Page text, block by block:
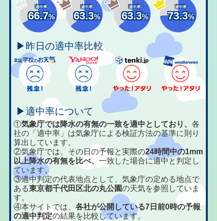
適中率
66.7%
適中率
63.3%
適中率
63.3%
適中率
73.3%
▶昨日の適中率比較
▶適中率について
①気象庁では降水の有無の一致を適中としており、各
社の「適中率」は気象庁による検証方法の基準に則り
算出しています。
②気象庁では、その日の予報と実際の24時間中の1mm
以上降水の有無を比べ、一致した場合に適中と判定し
ています。
③適中判定の代表地点として、気象庁の定める地点で
ある東京都千代田区北の丸公園の天気を参照していま
す。
④本サイトでは、各社が公開している7日前0時の予報
の適中判定の結果を比較しています。